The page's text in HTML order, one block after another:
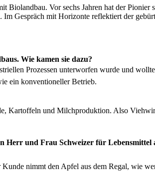
Bioland­bau. Vor sechs Jahren hat der
Gespräch mit Hor­i­zonte reflek­tiert der
Wie kamen sie dazu?
Prozessen unter­wor­fen wurde und
ein kon­ven­tioneller Betrieb.
Kartof­feln und Milch­pro­duk­tion. Also
Herr und Frau Schweiz­er für
nimmt den Apfel aus dem Regal, wie